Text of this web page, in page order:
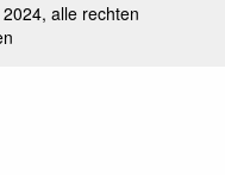
alle rechten